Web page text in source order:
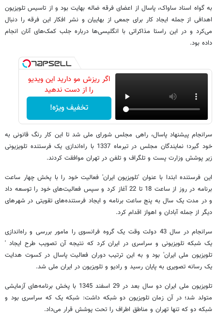
به گواه اسناد ساواک، پاسال از اعضای فرقه ضاله بهایت بود و از تاسیس تلویزیون
اهدافی از جمله ایجاد کار برای جمعی از بهاییان و نشر افکار این فرقه را دنبال
می‌کرد و در این راستا مذاکراتی با انگلیسی‌ها درباره جلب کمک‌های آنان انجام
داده بود.
اگر ریزش مو دارید این ویدیو
را از دست ندهید
تخفیف ویژه!
سرانجام پیشنهاد پاسال، راهی مجلس شورای ملی شد تا این کار رنگ قانونی به
خود گیرد؛ نمایندگان مجلس در تیرماه 1337 با راه‌اندازی یک فرستنده تلویزیونی
زیر پوشش وزارت پست و تلگراف و تلفن در تهران موافقت کردند.
این فرستنده ابتدا با عنوان 'تلویزیون ایران' فعالیت خود را با پخش چهار ساعت
برنامه در روز از ساعت 18 تا 22 آغاز کرد و سپس فعالیت‌های خود را توسعه داد
و در مدت یک سال به پنج ساعت برنامه و ایجاد فرستنده‌های تقویتی در شهرهای
دیگر از جمله آبادان و اهواز اقدام کرد.
سرانجام در سال 43 دولت وقت یک گروه فرانسوی را مامور بررسی و راه‌اندازی
یک شبکه تلویزیونی و سراسری در ایران کرد که نتیجه آن تصویب طرح ایجاد '
تلویزیون ملی ایران' بود و به این ترتیب دوران فعالیت پاسال در کسوت هدایت
یک رسانه تصویری به پایان رسید و رادیو و تلویزیون در ایران ملی شد.
تلویزیون ملی ایران دو سال بعد در 29 اسفند 1345 با پخش برنامه‌های آزمایشی
متولد شد؛ در آن زمان تلویزیون دو شبکه داشت: شبکه یک که سراسری بود و
شبکه دو که تنها تهران و مناطق اطراف را تحت پوشش قرار می‌داد.